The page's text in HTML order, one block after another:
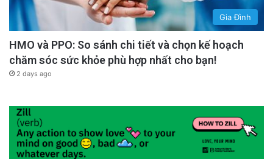
Gia Đình
HMO và PPO: So sánh chi tiết và chọn kế hoạch
chăm sóc sức khỏe phù hợp nhất cho bạn!
2 days ago